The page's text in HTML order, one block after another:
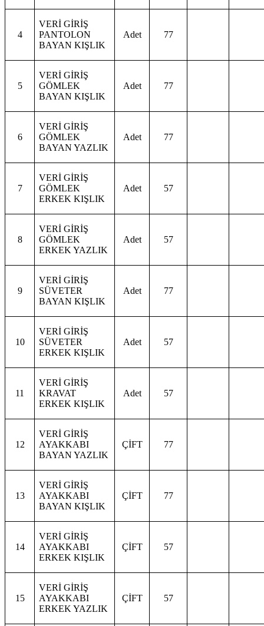
4
VERİ GİRİŞ
PANTOLON
BAYAN KIŞLIK
Adet 77
5
VERİ GİRİŞ
GÖMLEK
BAYAN KIŞLIK
Adet 77
6
VERİ GİRİŞ
GÖMLEK
BAYAN YAZLIK
Adet 77
7
VERİ GİRİŞ
GÖMLEK
ERKEK KIŞLIK
Adet 57
8
VERİ GİRİŞ
GÖMLEK
ERKEK YAZLIK
Adet 57
9
VERİ GİRİŞ
SÜVETER
BAYAN KIŞLIK
Adet 77
10
VERİ GİRİŞ
SÜVETER
ERKEK KIŞLIK
Adet 57
11
VERİ GİRİŞ
KRAVAT
ERKEK KIŞLIK
Adet 57
12
VERİ GİRİŞ
AYAKKABI
BAYAN YAZLIK
ÇİFT 77
13
VERİ GİRİŞ
AYAKKABI
BAYAN KIŞLIK
ÇİFT 77
14
VERİ GİRİŞ
AYAKKABI
ERKEK KIŞLIK
ÇİFT 57
15
VERİ GİRİŞ
AYAKKABI
ERKEK YAZLIK
ÇİFT 57